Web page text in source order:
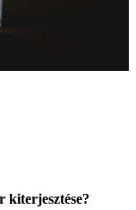
kiterjesztése?